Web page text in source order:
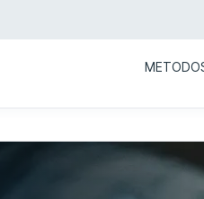
METODO